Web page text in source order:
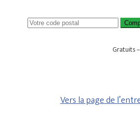
Gratuits
Vers la page de